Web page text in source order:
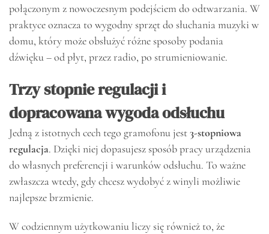
połączonym z nowoczesnym podejściem do odtwarzania. W
praktyce oznacza to wygodny sprzęt do słuchania muzyki w
domu, który może obsłużyć różne sposoby podania
dźwięku – od płyt, przez radio, po strumieniowanie.
Trzy stopnie regulacji i
dopracowana wygoda odsłuchu
Jedną z istotnych cech tego gramofonu jest3-stopniowa
regulacja. Dzięki niej dopasujesz sposób pracy urządzenia
do własnych preferencji i warunków odsłuchu. To ważne
zwłaszcza wtedy, gdy chcesz wydobyć z winyli możliwie
najlepsze brzmienie.
W codziennym użytkowaniu liczy się również to, że